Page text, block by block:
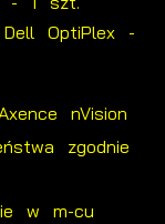
OptiPlex -
nVision
zgodnie
w m-cu